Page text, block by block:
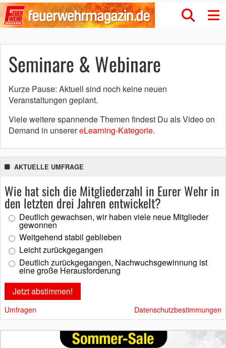
Seminare & Webinare
Kurze Pause: Aktuell sind noch keine neuen
Veranstaltungen geplant.
Viele weitere spannende Themen findest Du als Video on
Demand in unserereLearning-Kategorie.
AKTUELLE UMFRAGE
Wie hat sich die Mitgliederzahl in Eurer Wehr in
den letzten drei Jahren entwickelt?
Deutlich gewachsen, wir haben viele neue Mitglieder
gewonnen
Weitgehend stabil geblieben
Leicht zurückgegangen
Deutlich zurückgegangen, Nachwuchsgewinnung ist
eine große Herausforderung
Umfragen Datenschutzbestimmungen